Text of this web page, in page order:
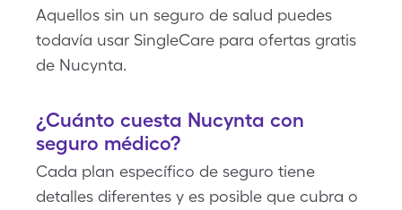
Aquellos sin un seguro de salud puedes
todavía usar SingleCare para ofertas gratis
de Nucynta.
¿Cuánto cuesta Nucynta con
seguro médico?
Cada plan específico de seguro tiene
detalles diferentes y es posible que cubra o